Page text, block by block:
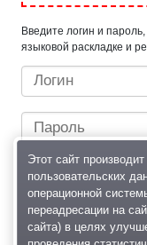
Введите логин и
языковой раскладке и
Этот сайт
пользовательских
операционной
переадресации на
сайта) в целях